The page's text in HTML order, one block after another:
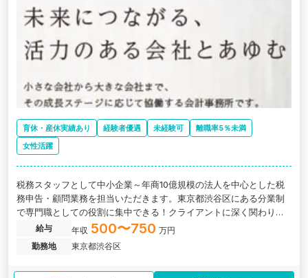
育休・産休実績あり 経験者優遇 未経験可
離職率5％未満
女性活躍
税務スタッフとして中小企業～年商10億規模の法人を中心とした税
務申告・顧問業務を担当いただきます。東京都渋谷区にある分業制
で専門職としての役割に集中できる！クライアントに深く関わり、
いち早く成長できる会計事務所の求人です。
給与 年収 500〜750 万円
勤務地
東京都渋谷区